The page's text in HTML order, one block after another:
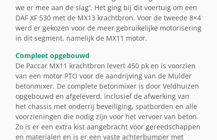
we er mee aan de slag’’. Het ging bij dit voertuig om een
DAF XF 530 met de MX13 krachtbron. Voor de tweede 8×4
werd er gekozen voor de meer gebruikelijke motorisering
in dit segment, namelijk de MX11 motor.
Compleet opgebouwd
De Paccar MX11 krachtbron levert 450 pk en is voorzien
van een motor PTO voor de aandrijving van de Mulder
betonmixer. De complete betonmixer is door Veldhuizen
opgebouwd en afgeleverd, inclusief de afwerking van
het chassis met onderrij beveiliging, spatborden en alle
voorzieningen die nodig zijn voor het vervoer van beton.
Zo is er een extra kist aangebracht voor gereedschappen
en materialen en is er een vaste achterbumper met